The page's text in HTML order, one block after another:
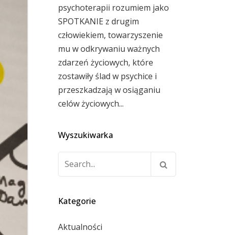
psychoterapii rozumiem jako
SPOTKANIE z drugim
człowiekiem, towarzyszenie
mu w odkrywaniu ważnych
zdarzeń życiowych, które
zostawiły ślad w psychice i
przeszkadzają w osiąganiu
celów życiowych...
Wyszukiwarka
Kategorie
Aktualności